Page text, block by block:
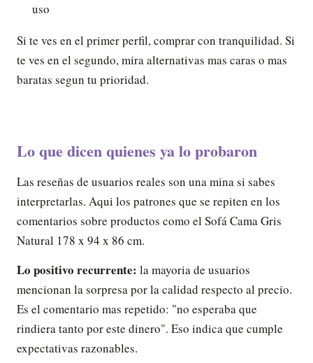
uso
Si te ves en el primer perfil, comprar con tranquilidad. Si
te ves en el segundo, mira alternativas mas caras o mas
baratas segun tu prioridad.
Lo que dicen quienes ya lo probaron
Las reseñas de usuarios reales son una mina si sabes
interpretarlas. Aqui los patrones que se repiten en los
comentarios sobre productos como el Sofá Cama Gris
Natural 178 x 94 x 86 cm.
Lo positivo recurrente: la mayoria de usuarios
mencionan la sorpresa por la calidad respecto al precio.
Es el comentario mas repetido: "no esperaba que
rindiera tanto por este dinero". Eso indica que cumple
expectativas razonables.